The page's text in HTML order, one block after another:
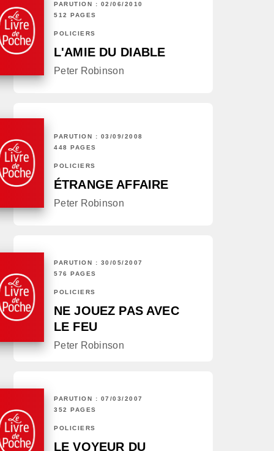
PARUTION : 02/06/2010
512 PAGES
POLICIERS
L'AMIE DU DIABLE
Peter Robinson
PARUTION : 03/09/2008
448 PAGES
POLICIERS
ÉTRANGE AFFAIRE
Peter Robinson
PARUTION : 30/05/2007
576 PAGES
POLICIERS
NE JOUEZ PAS AVEC
LE FEU
Peter Robinson
PARUTION : 07/03/2007
352 PAGES
POLICIERS
LE VOYEUR DU